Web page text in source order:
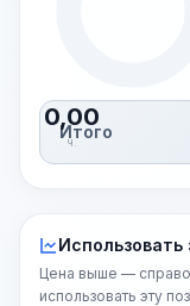
0,00
ч.
Итого
Использовать
Цена выше —
использовать эту